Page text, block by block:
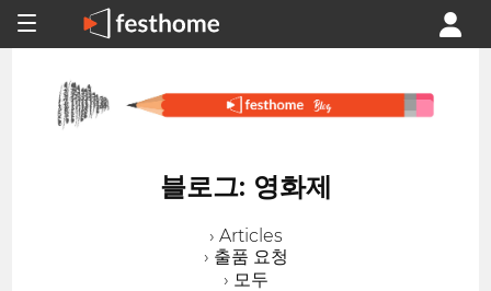
블로그: 영화제
› Articles
› 출품 요청
› 모두